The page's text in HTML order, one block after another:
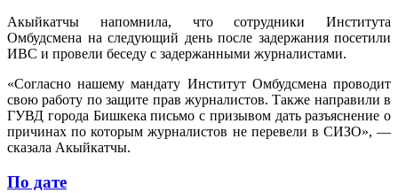
Акыйкатчы напомнила, что сотрудники Института
Омбудсмена на следующий день после задержания посетили
ИВС и провели беседу с задержанными журналистами.
«Согласно нашему мандату Институт Омбудсмена проводит
свою работу по защите прав журналистов. Также направили в
ГУВД города Бишкека письмо с призывом дать разъяснение о
причинах по которым журналистов не перевели в СИЗО», —
сказала Акыйкатчы.
По дате